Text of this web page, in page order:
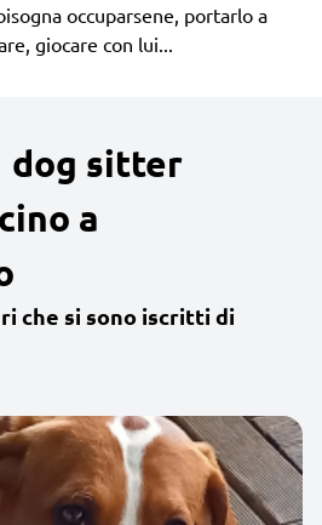
occuparsene, portarlo a
giocare con lui...
dog sitter
a
che si sono iscritti di